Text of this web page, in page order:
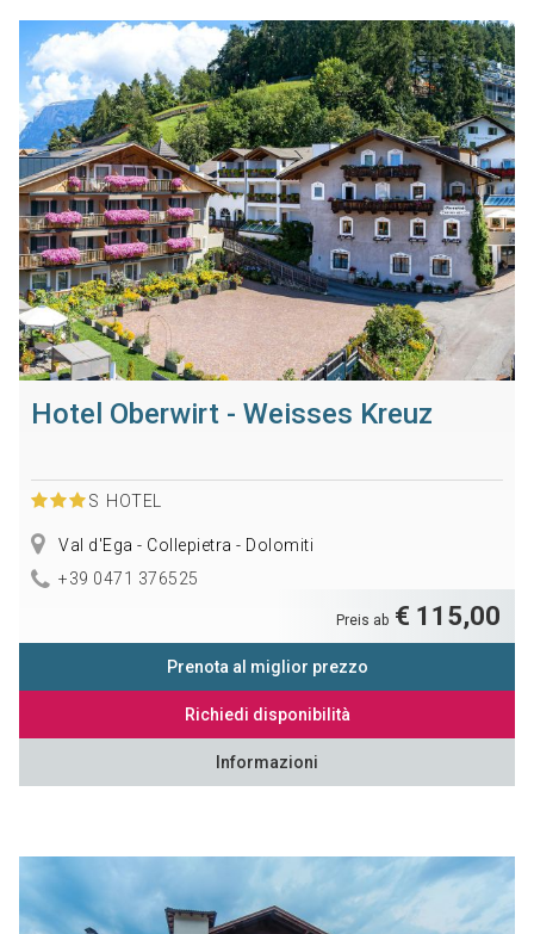
Hotel Oberwirt - Weisses Kreuz
S HOTEL
Val d'Ega - Collepietra - Dolomiti
+39 0471 376525
Preis ab € 115,00
Prenota al miglior prezzo
Richiedi disponibilità
Informazioni